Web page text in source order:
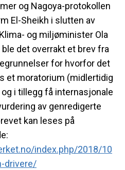
og Nagoya-protokollen
El-Sheikh i slutten av
og miljøminister Ola
det overrakt et brev fra
for hvorfor det
et moratorium (midlertidig
i tillegg få internasjonale
av genredigerte
kan leses på
index.php/2018/10
drivere/